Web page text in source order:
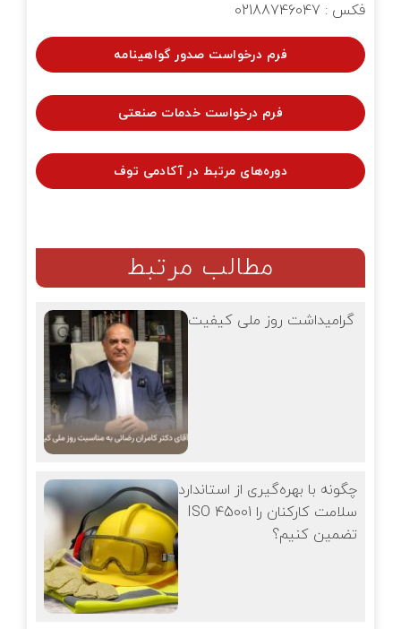
فکس : 02188746047
فرم درخواست صدور گواهینامه
فرم درخواست خدمات صنعتی
دوره‌های مرتبط در آکادمی توف
مطالب مرتبط
گرامیداشت روز ملی کیفیت
چگونه با بهره‌گیری از استاندارد
ISO 45001 سلامت کارکنان را
تضمین کنیم؟